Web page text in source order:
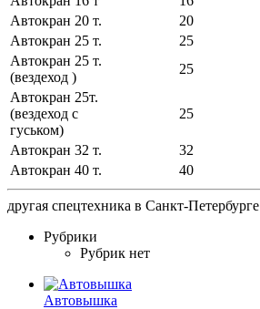
Автокран 20 т.
20
Автокран 25 т.
25
Автокран 25 т.
(вездеход )
25
Автокран 25т.
(вездеход с
гуськом)
25
Автокран 32 т. 32
Автокран 40 т.
40
другая спецтехника в Санкт-Петербурге
Рубрики
Рубрик нет
Автовышка